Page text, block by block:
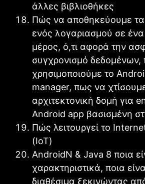
άλλες βιβλιοθήκες
Πώς να αποθηκεύουμε
ενός λογαριασμού σε ένα
μέρος, ό,τι αφορά την
συγχρονισμό
χρησιμοποιούμε το
manager, πως να
αρχιτεκτονική δομή για
Android app βασισμένη
Πώς λειτουργεί το
(ΙοΤ)
AndroidN & Java 8 ποια
χαρακτηριστικά, ποια
διαθέσιμα ξεκινώντας